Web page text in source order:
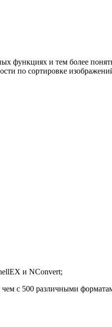
и тем более
по сортировке
и NConvert;
с 500 различными